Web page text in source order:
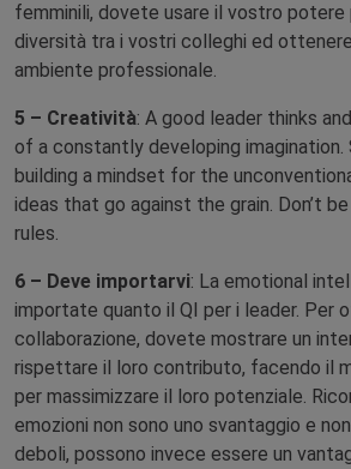
femminili, dovete usare il vostro potere
diversità tra i vostri colleghi ed
ambiente professionale.
5 – Creatività: A good leader thinks
of a constantly developing imagination.
building a mindset for the
ideas that go against the grain. Don’t
rules.
6 – Deve importarvi: La emotional
importate quanto il QI per i leader. Per
collaborazione, dovete mostrare un
rispettare il loro contributo, facendo il
per massimizzare il loro potenziale.
emozioni non sono uno svantaggio e
deboli, possono invece essere un